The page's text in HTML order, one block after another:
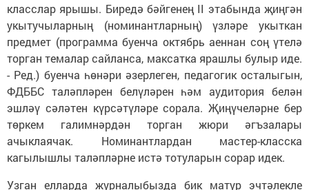
класслар ярышы. Биредә бәйгенең II этабында җиңгән
укытучыларның (номинантларның) үзләре укыткан
предмет (программа буенча октябрь аеннан соң үтелә
торган темалар сайланса, максатка ярашлы булыр иде.
- Ред.) буенча һөнәри әзерлеген, педагогик осталыгын,
ФДББС таләпләрен белүләрен һәм аудитория белән
эшләү сәләтен күрсәтүләре сорала. Җиңүчеләрне бер
төркем галимнәрдән торган жюри әгъзалары
ачыклаячак. Номинантлардан мастер-класска
кагылышлы таләпләрне истә тотуларын сорар идек.
Узган елларда журналыбызда бик матур эчтәлекле